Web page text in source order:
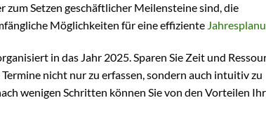
Setzen geschäftlicher Meilensteine sind, die
Möglichkeiten für eine effiziente
in das Jahr 2025. Sparen Sie Zeit und
nicht nur zu erfassen, sondern auch intuitiv zu
wenigen Schritten können Sie von den Vorteilen